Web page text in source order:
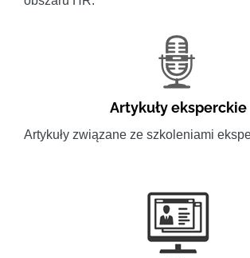
Artykuły eksperckie
Artykuły związane ze szkoleniami